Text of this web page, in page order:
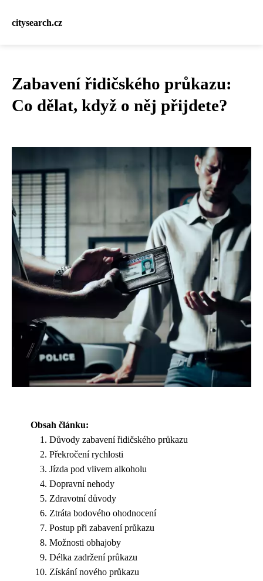
citysearch.cz
Zabavení řidičského průkazu:
Co dělat, když o něj přijdete?
Obsah článku:
Důvody zabavení řidičského průkazu
Překročení rychlosti
Jízda pod vlivem alkoholu
Dopravní nehody
Zdravotní důvody
Ztráta bodového ohodnocení
Postup při zabavení průkazu
Možnosti obhajoby
Délka zadržení průkazu
Získání nového průkazu